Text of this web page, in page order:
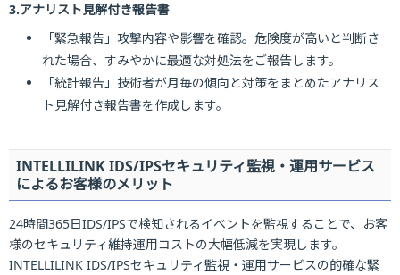
3.アナリスト見解付き報告書
「緊急報告」攻撃内容や影響を確認。危険度が高いと判断さ
れた場合、すみやかに最適な対処法をご報告します。
「統計報告」技術者が月毎の傾向と対策をまとめたアナリス
ト見解付き報告書を作成します。
INTELLILINK IDS/IPSセキュリティ監視・運用サービス
によるお客様のメリット
24時間365日IDS/IPSで検知されるイベントを監視することで、お客
様のセキュリティ維持運用コストの大幅低減を実現します。
INTELLILINK IDS/IPSセキュリティ監視・運用サービスの的確な緊